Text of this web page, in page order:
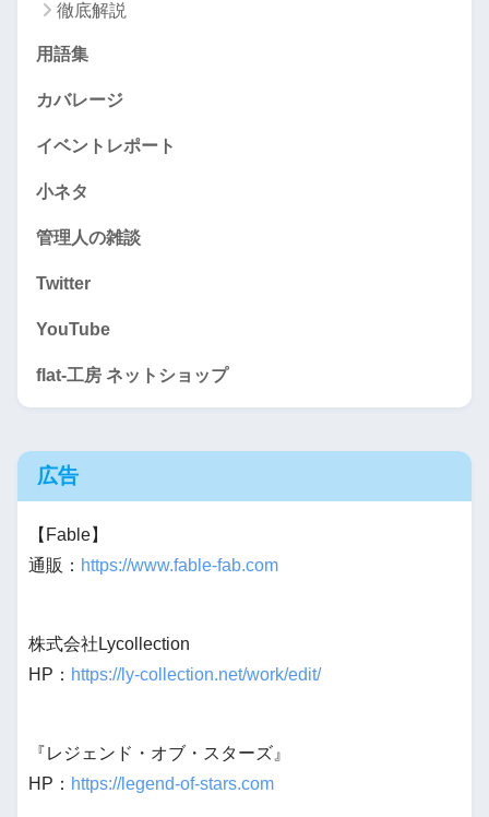
徹底解説
用語集
カバレージ
イベントレポート
小ネタ
管理人の雑談
Twitter
YouTube
flat-工房 ネットショップ
広告
【Fable】
通販： https://www.fable-fab.com
株式会社Lycollection
HP： https://ly-collection.net/work/edit/
『レジェンド・オブ・スターズ』
HP： https://legend-of-stars.com